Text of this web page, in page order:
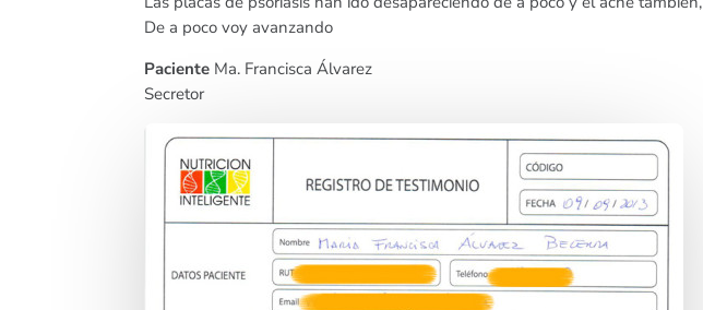
De a poco voy avanzando
Paciente Ma. Francisca Álvarez
Secretor